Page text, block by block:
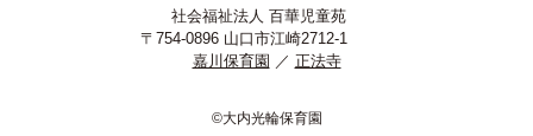
社会福祉法人 百華児童苑
〒754-0896 山口市江崎2712-1
嘉川保育園 ／ 正法寺
©大内光輪保育園